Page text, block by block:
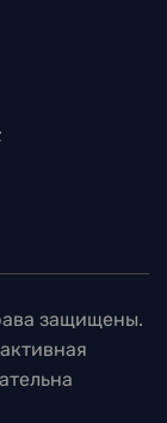
защищены.